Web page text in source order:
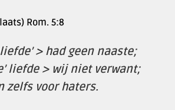
Rom. 5:8
> had geen naaste;
liefde > wij niet verwant;
zelfs voor haters.